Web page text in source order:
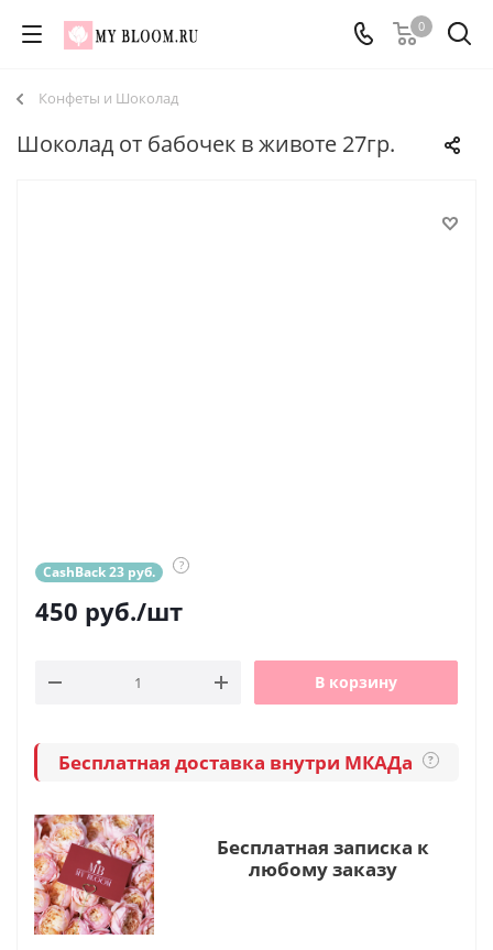
0
Конфеты и Шоколад
Шоколад от бабочек в животе 27гр.
CashBack 23 руб. ?
450 руб./шт
В корзину
Бесплатная доставка внутри МКАДа ?
Бесплатная записка к
любому заказу